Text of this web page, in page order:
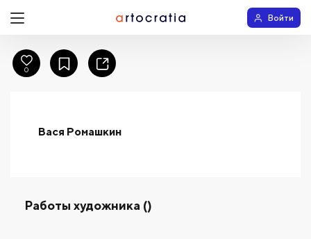
Войти
Вася Ромашкин
Работы художника ()
0